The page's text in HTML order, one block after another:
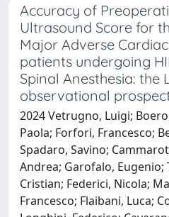
Accuracy of
Ultrasound Score for
Major Adverse
patients undergoing
Spinal Anesthesia: the
observational
2024 Vetrugno, Luigi;
Paola; Forfori, Francesco;
Spadaro, Savino;
Andrea; Garofalo, Eugenio;
Cristian; Federici, Nicola;
Francesco; Flaibani, Luca;